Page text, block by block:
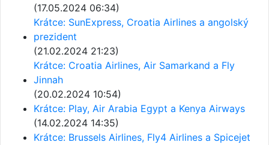
(17.05.2024 06:34)
Krátce: SunExpress, Croatia Airlines a angolský
prezident
(21.02.2024 21:23)
Krátce: Croatia Airlines, Air Samarkand a Fly
Jinnah
(20.02.2024 10:54)
Krátce: Play, Air Arabia Egypt a Kenya Airways
(14.02.2024 14:35)
Krátce: Brussels Airlines, Fly4 Airlines a Spicejet